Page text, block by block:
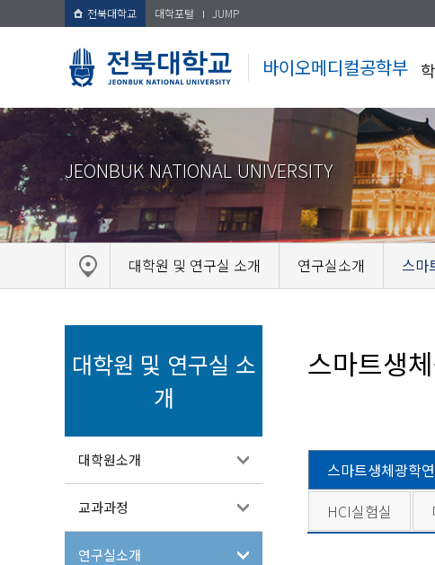
전북대학교 대학포털 JUMP
바이오메디컬공학부
JEONBUK NATIONAL UNIVERSITY
대학원 및 연구실 소개 연구실소개 스마
대학원 및 연구실 소
개
대학원소개
교과과정
연구실소개
스마트생
스마트생체광학
HCI실험실